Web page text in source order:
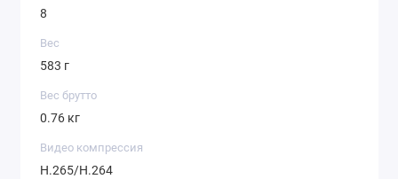
8
Вес
583 г
Вес брутто
0.76 кг
Видео компрессия
H.265/H.264